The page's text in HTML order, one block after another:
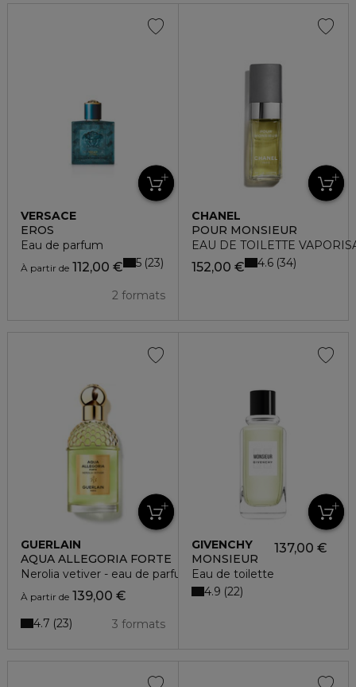
VERSACE
EROS
Eau de parfum
À partir de 112,00 €
2 formats
5 23
CHANEL
POUR MONSIEUR
EAU DE TOILETTE
152,00 € 4.6 34
GUERLAIN
AQUA ALLEGORIA FORTE
Nerolia vetiver - eau de parfum
À partir de 139,00 €
3 formats
4.7 23
GIVENCHY
MONSIEUR
Eau de toilette
137,00 €
4.9 22